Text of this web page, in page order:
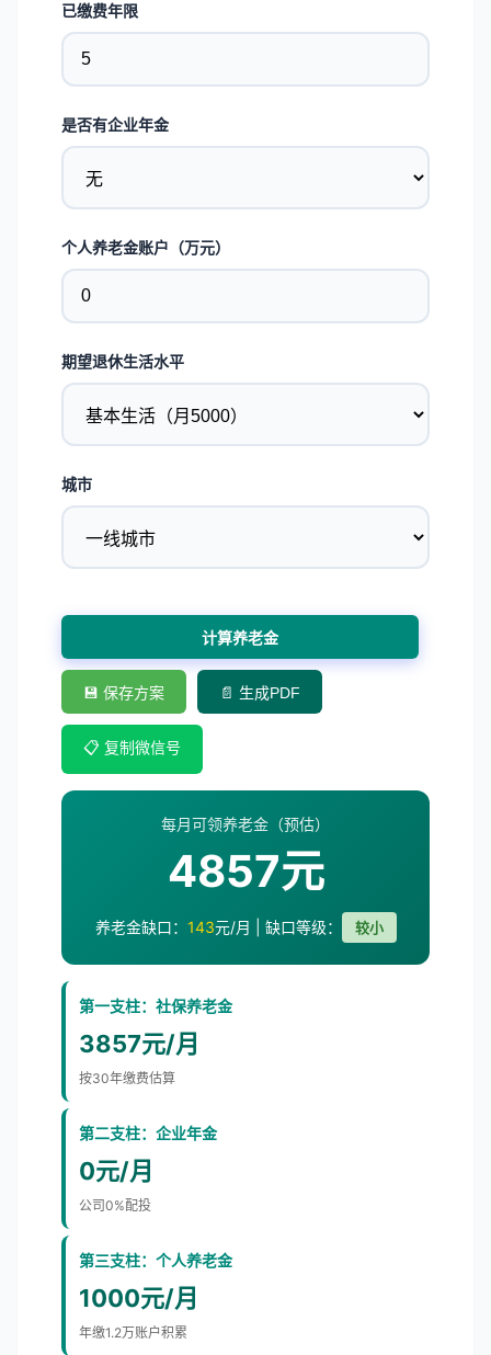
已缴费年限
是否有企业年金
个人养老金账户（万元）
期望退休生活水平
城市
计算养老金
💾 保存方案 📄 生成PDF
📋 复制微信号
每月可领养老金（预估）
4857元
养老金缺口： 143元/月 | 缺口等级： 较小
第一支柱：社保养老金
3857元/月
按30年缴费估算
第二支柱：企业年金
0元/月
公司0%配投
第三支柱：个人养老金
1000元/月
年缴1.2万账户积累